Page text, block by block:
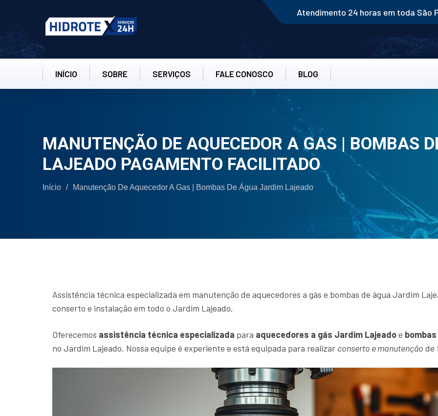
Atendimento 24 horas em toda São
INÍCIO SOBRE SERVIÇOS FALE CONOSCO BLOG
MANUTENÇÃO DE AQUECEDOR A GAS | BOMBAS
LAJEADO PAGAMENTO FACILITADO
Início / Manutenção De Aquecedor A Gas | Bombas De Água Jardim Lajeado
Assistência técnica especializada em manutenção de aquecedores a gás e bombas de água Jardim
conserto e instalação em todo o Jardim Lajeado.
Oferecemos assistência técnica especializada para aquecedores a gás Jardim Lajeadoe
no Jardim Lajeado. Nossa equipe é experiente e está equipada para realizar conserto e manutenção de